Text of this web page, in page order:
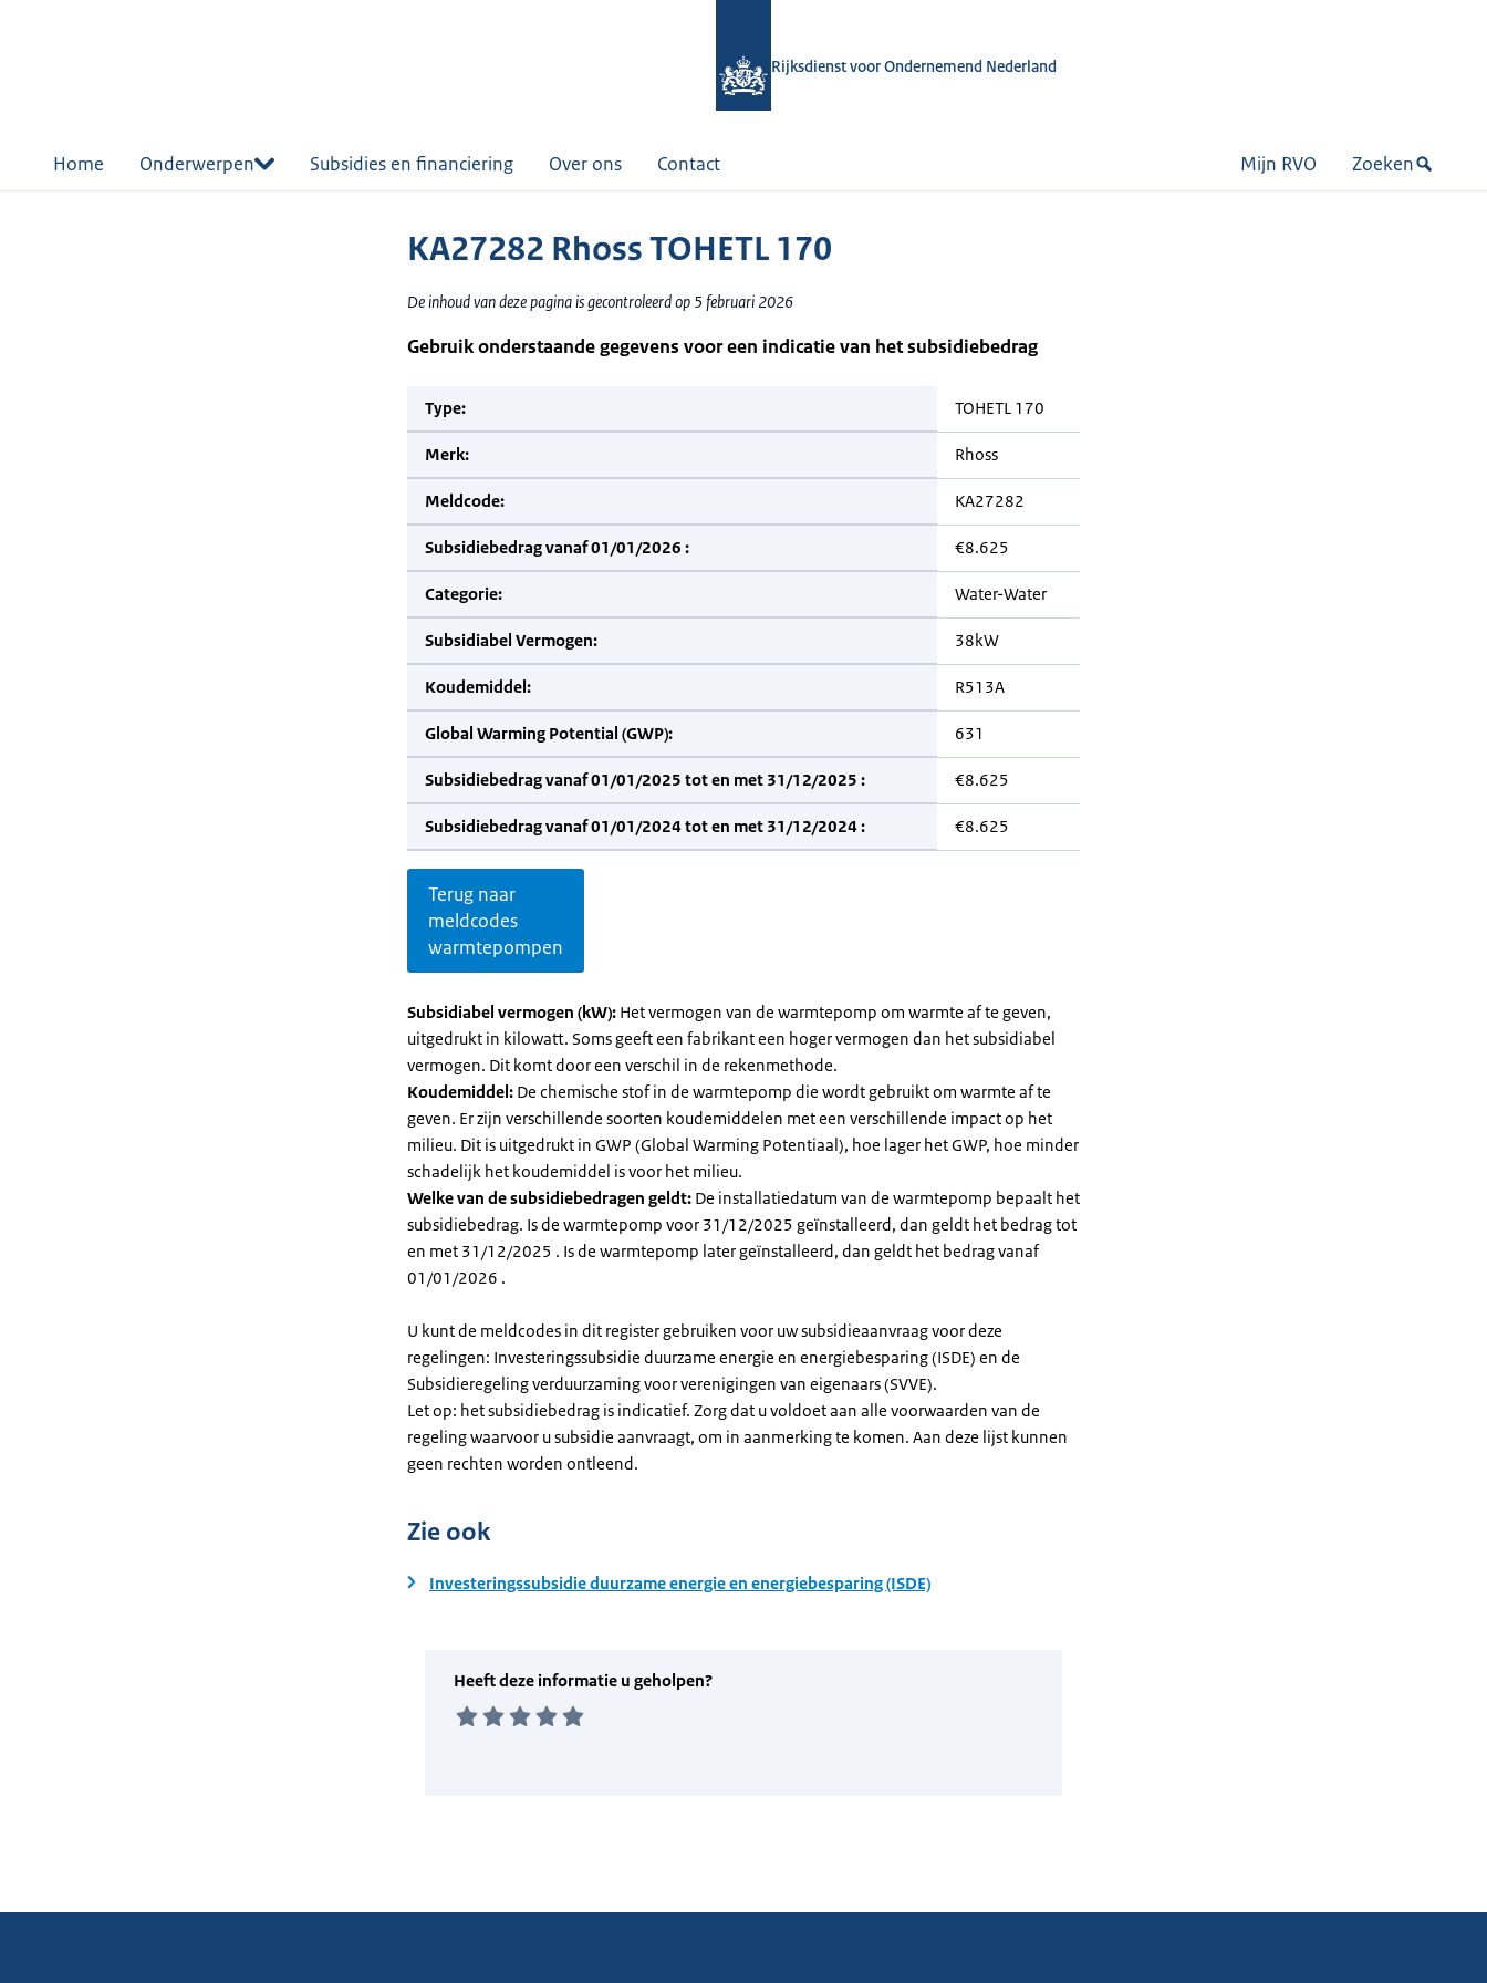
Rijksdienst voor Ondernemend Nederland
Home Onderwerpen Subsidies en financiering Over ons Contact Mijn RVO Zoeken
KA27282 Rhoss TOHETL 170
De inhoud van deze pagina is gecontroleerd op 5 februari 2026
Gebruik onderstaande gegevens voor een indicatie van het subsidiebedrag
Type: TOHETL 170
Merk: Rhoss
Meldcode: KA27282
Subsidiebedrag vanaf 01/01/2026 : €8.625
Categorie: Water-Water
Subsidiabel Vermogen: 38kW
Koudemiddel: R513A
Global Warming Potential (GWP): 631
Subsidiebedrag vanaf 01/01/2025 tot en met 31/12/2025 : €8.625
Subsidiebedrag vanaf 01/01/2024 tot en met 31/12/2024 : €8.625
Terug naar
meldcodes
warmtepompen
Subsidiabel vermogen (kW): Het vermogen van de warmtepomp om warmte af te geven,
uitgedrukt in kilowatt. Soms geeft een fabrikant een hoger vermogen dan het subsidiabel
vermogen. Dit komt door een verschil in de rekenmethode.
Koudemiddel: De chemische stof in de warmtepomp die wordt gebruikt om warmte af te
geven. Er zijn verschillende soorten koudemiddelen met een verschillende impact op het
milieu. Dit is uitgedrukt in GWP (Global Warming Potentiaal), hoe lager het GWP, hoe minder
schadelijk het koudemiddel is voor het milieu.
Welke van de subsidiebedragen geldt: De installatiedatum van de warmtepomp bepaalt het
subsidiebedrag. Is de warmtepomp voor 31/12/2025 geïnstalleerd, dan geldt het bedrag tot
en met 31/12/2025 . Is de warmtepomp later geïnstalleerd, dan geldt het bedrag vanaf
01/01/2026 .
U kunt de meldcodes in dit register gebruiken voor uw subsidieaanvraag voor deze
regelingen: Investeringssubsidie duurzame energie en energiebesparing (ISDE) en de
Subsidieregeling verduurzaming voor verenigingen van eigenaars (SVVE).
Let op: het subsidiebedrag is indicatief. Zorg dat u voldoet aan alle voorwaarden van de
regeling waarvoor u subsidie aanvraagt, om in aanmerking te komen. Aan deze lijst kunnen
geen rechten worden ontleend.
Zie ook
Investeringssubsidie duurzame energie en energiebesparing (ISDE)